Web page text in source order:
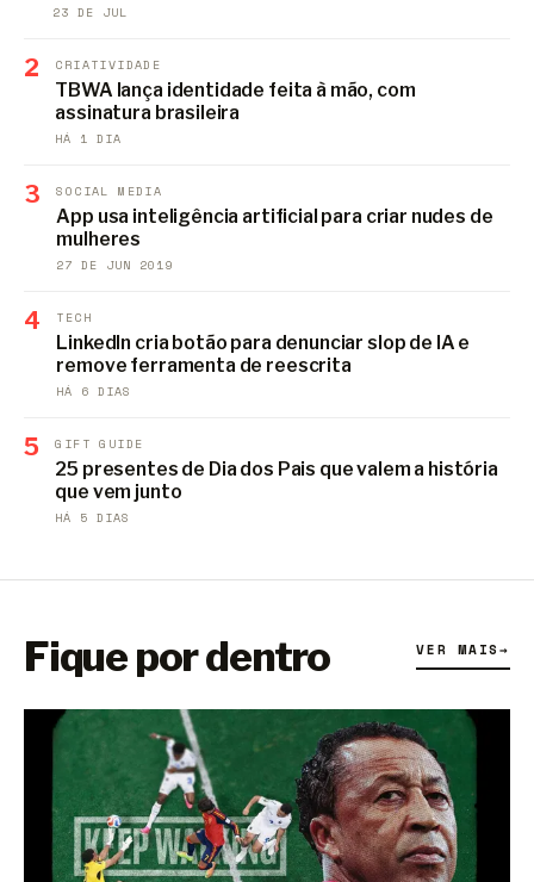
23 DE JUL
2 CRIATIVIDADE
TBWA lança identidade feita à mão, com
assinatura brasileira
HÁ 1 DIA
3 SOCIAL MEDIA
App usa inteligência artificial para criar nudes de
mulheres
27 DE JUN 2019
4 TECH
LinkedIn cria botão para denunciar slop de IA e
remove ferramenta de reescrita
HÁ 6 DIAS
5 GIFT GUIDE
25 presentes de Dia dos Pais que valem a história
que vem junto
HÁ 5 DIAS
Fique por dentro VER MAIS→